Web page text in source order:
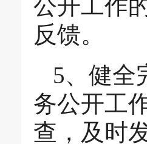
公开工作
反馈。
5、健全
务公开工
查，及时